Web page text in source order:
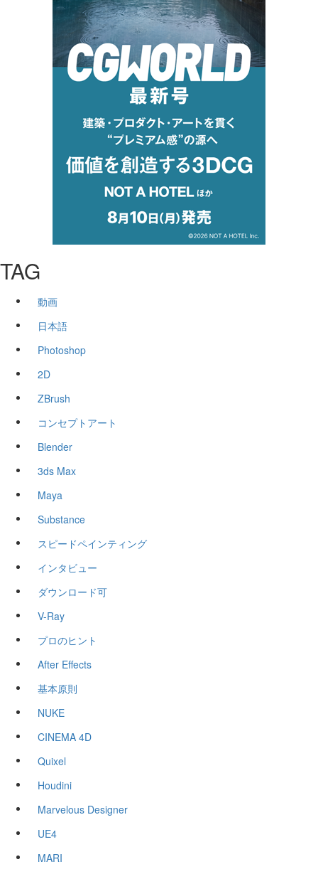
TAG
動画
日本語
Photoshop
2D
ZBrush
コンセプトアート
Blender
3ds Max
Maya
Substance
スピードペインティング
インタビュー
ダウンロード可
V-Ray
プロのヒント
After Effects
基本原則
NUKE
CINEMA 4D
Quixel
Houdini
Marvelous Designer
UE4
MARI